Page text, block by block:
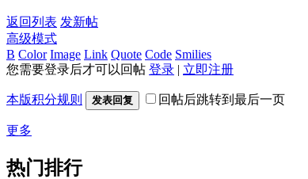
返回列表 发新帖
高级模式
B Color Image Link Quote Code Smilies
您需要登录后才可以回帖 登录 | 立即注册
本版积分规则 发表回复 回帖后跳转到最后一页
更多
热门排行